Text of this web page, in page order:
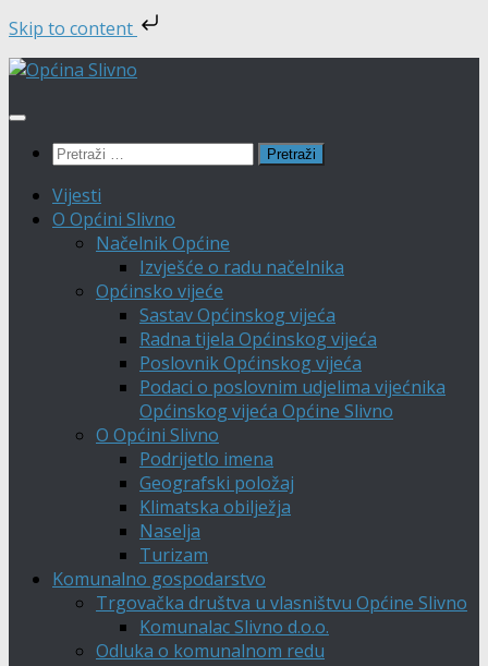
Skip to content
Skip
content
Pretraži:
Vijesti
O Općini Slivno
Načelnik Općine
Izvješće o radu načelnika
Općinsko vijeće
Sastav Općinskog vijeća
Radna tijela Općinskog vijeća
Poslovnik Općinskog vijeća
Podaci o poslovnim udjelima vijećnika
Općinskog vijeća Općine Slivno
O Općini Slivno
Podrijetlo imena
Geografski položaj
Klimatska obilježja
Naselja
Turizam
Komunalno gospodarstvo
Trgovačka društva u vlasništvu Općine Slivno
Komunalac Slivno d.o.o.
Odluka o komunalnom redu